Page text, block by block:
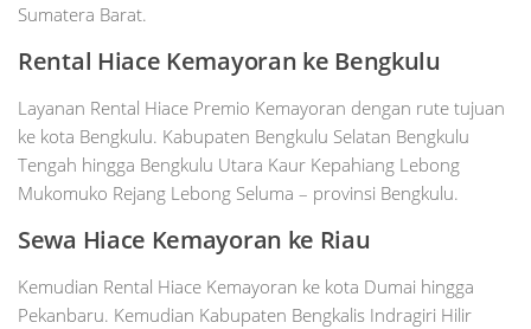
Sumatera Barat.
Rental Hiace Kemayoran ke Bengkulu
Layanan Rental Hiace Premio Kemayoran dengan rute tujuan
ke kota Bengkulu. Kabupaten Bengkulu Selatan Bengkulu
Tengah hingga Bengkulu Utara Kaur Kepahiang Lebong
Mukomuko Rejang Lebong Seluma – provinsi Bengkulu.
Sewa Hiace Kemayoran ke Riau
Kemudian Rental Hiace Kemayoran ke kota Dumai hingga
Pekanbaru. Kemudian Kabupaten Bengkalis Indragiri Hilir